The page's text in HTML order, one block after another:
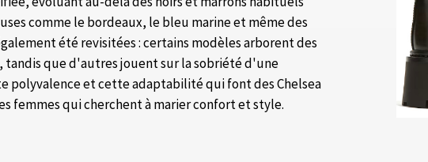
comme le bordeaux, le bleu marine et même des
été revisitées : certains modèles arborent des
que d'autres jouent sur la sobriété d'une
polyvalence et cette adaptabilité qui font des Chelsea
femmes qui cherchent à marier confort et style.